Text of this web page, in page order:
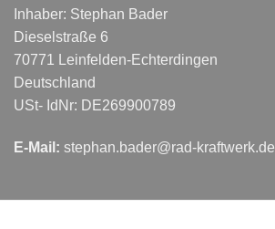
Inhaber: Stephan Bader
Dieselstraße 6
70771 Leinfelden-Echterdingen
Deutschland
USt- IdNr: DE269900789
E-Mail: stephan.bader@rad-kraftwerk.de